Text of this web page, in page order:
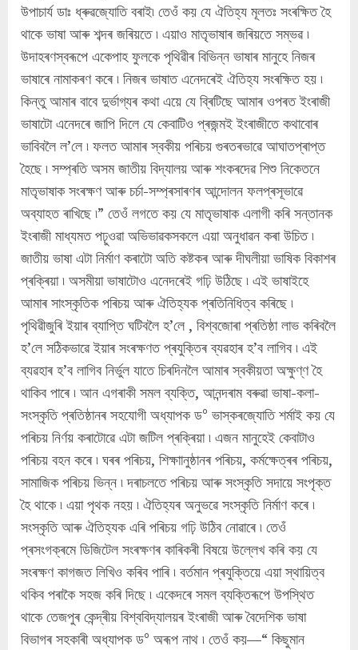
উপাচাৰ্য ডাঃ ধ্ৰুৱজ্যোতি বৰাই৷ তেওঁ কয় যে ঐতিহ্য মূলতঃ সংৰক্ষিত হৈ
থাকে ভাষা আৰু শব্দৰ জৰিয়তে ৷ এয়াও মাতৃভাষাৰ জৰিয়তে সম্ভৱ ৷
উদাহৰণস্বৰূপে একেপাহ ফুলকে পৃথিৱীৰ বিভিন্ন ভাষাৰ মানুহে নিজৰ
ভাষাৰে নামাকৰণ কৰে ৷ নিজৰ ভাষাত এনেদৰেই ঐতিহ্য সংৰক্ষিত হয় ৷
কিন্তু আমাৰ বাবে দুৰ্ভাগ্যৰ কথা এয়ে যে ব্ৰিটিছে আমাৰ ওপৰত ইংৰাজী
ভাষাটো এনেদৰে জাপি দিলে যে কেবাটিও প্ৰজন্মই ইংৰাজীতে কথাবোৰ
ভাবিবলৈ ল’লে ৷ ফলত আমাৰ স্বকীয় পৰিচয় গুৰতৰভাৱে আঘাতপ্ৰাপ্ত
হৈছে ৷ সম্প্ৰতি অসম জাতীয় বিদ্যালয় আৰু শংকৰদেৱ শিশু নিকেতনে
মাতৃভাষাক সংৰক্ষণ আৰু চৰ্চা-সম্প্ৰসাৰণৰ আন্দোলন ফলপ্ৰসূভাৱে
অব্যাহত ৰাখিছে ৷” তেওঁ লগতে কয় যে মাতৃভাষাক এলাগী কৰি সন্তানক
ইংৰাজী মাধ্যমত পঢ়ুওৱা অভিভাৱকসকলে এয়া অনুধাৱন কৰা উচিত ৷
জাতীয় ভাষা এটা নিৰ্মাণ কৰাটো অতি কষ্টকৰ আৰু দীঘলীয়া ভাষিক বিকাশৰ
প্ৰক্ৰিয়া ৷ অসমীয়া ভাষাটোও এনেদৰেই গঢ়ি উঠিছে ৷ এই ভাষাইহে
আমাৰ সাংস্কৃতিক পৰিচয় আৰু ঐতিহ্যক প্ৰতিনিধিত্ব কৰিছে ৷
পৃথিৱীজুৰি ইয়াৰ ব্যাপ্তি ঘটিবলৈ হ’লে , বিশ্বজোৰা প্ৰতিষ্ঠা লাভ কৰিবলৈ
হ’লে সঠিকভাৱে ইয়াৰ সংৰক্ষণত প্ৰযুক্তিৰ ব্যৱহাৰ হ’ব লাগিব ৷ এই
ব্যৱহাৰ হ’ব লাগিব নিৰ্ভুল যাতে চিৰদিনলৈ আমাৰ স্বকীয়তা অক্ষুণ্ণ হৈ
থাকিব পাৰে ৷ আন এগৰাকী সমল ব্যক্তি, আনন্দৰাম বৰুৱা ভাষা-কলা-
সংস্কৃতি প্ৰতিষ্ঠানৰ সহযোগী অধ্যাপক ড° ভাস্কৰজ্যোতি শৰ্মাই কয় যে
পৰিচয় নিৰ্ণয় কৰাটোৱে এটা জটিল প্ৰক্ৰিয়া ৷ এজন মানুহেই কেবাটাও
পৰিচয় বহন কৰে ৷ ঘৰৰ পৰিচয়, শিক্ষাানুষ্ঠানৰ পৰিচয়, কৰ্মক্ষেত্ৰৰ পৰিচয়,
সামাজিক পৰিচয় ভিন্ন ৷ দৰাচলতে পৰিচয় আৰু সংস্কৃতি সদায়ে সংপৃক্ত
হৈ থাকে ৷ এয়া পৃথক নহয় ৷ ঐতিহ্যৰ অনুভৱে সংস্কৃতি নিৰ্মাণ কৰে ৷
সংস্কৃতি আৰু ঐতিহ্যক এৰি পৰিচয় গঢ়ি উঠিব নোৱাৰে ৷ তেওঁ
প্ৰসংগক্ৰমে ডিজিটেল সংৰক্ষণৰ কাৰিকৰী বিষয়ে উল্লেখ কৰি কয় যে
সংৰক্ষণ কাগজত লিখিও কৰিব পাৰি ৷ বৰ্তমান প্ৰযুক্তিয়ে এয়া স্থায়িত্ব
থকিব পৰাকৈ সহজ কৰি দিছে ৷ একেদৰে সমল ব্যক্তিৰূপে উপস্থিত
থাকে তেজপুৰ কেন্দ্ৰীয় বিশ্ববিদ্যালয়ৰ ইংৰাজী আৰু বৈদেশিক ভাষা
বিভাগৰ সহকাৰী অধ্যাপক ড° অৰূপ নাথ ৷ তেওঁ কয়—“ কিছুমান